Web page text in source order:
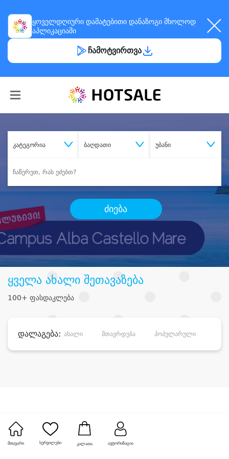
ყოველდღიური დამატებითი დანაზოგი მხოლოდ
აპლიკაციაში
ჩამოტვირთვა
მთავარი სურვილები კალათა ავტორიზაცია
კატეგორია ბაღდათი უბანი
ძიება
ყველა ახალი შეთავაზება
100+ ფასდაკლება
დალაგება: ახალი მთავრდება პოპულარული